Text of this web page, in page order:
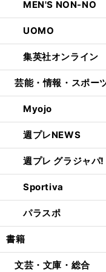
MEN'S NON-NO
UOMO
集英社オンライン
芸能・情報・スポー
Myojo
週プレNEWS
週プレ グラジャパ!
Sportiva
パラスポ
書籍
文芸・文庫・総合